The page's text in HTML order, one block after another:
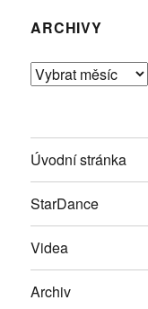
ARCHIVY
Archivy
Úvodní stránka
StarDance
Videa
Archiv